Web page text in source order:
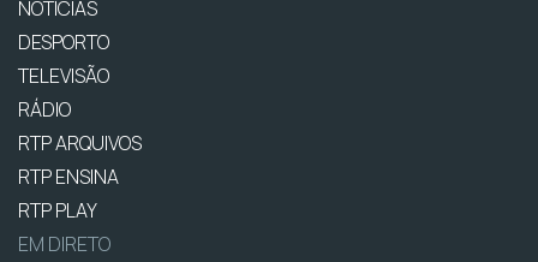
NOTÍCIAS
DESPORTO
TELEVISÃO
RÁDIO
RTP ARQUIVOS
RTP ENSINA
RTP PLAY
EM DIRETO